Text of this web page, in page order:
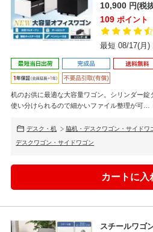
10,900 円(税
109 ポイント
最短 08/17(月)
机のお供に最適な大容量ワゴン。シリンダー
使い分けられるので細かいファイル整理が可…
デスク・机 脇机・デスクワゴン・サイドワ
デスクワゴン・サイドワゴン
スチールワゴ